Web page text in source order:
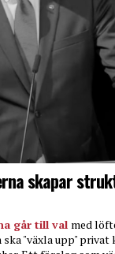
skapar
går till val med
ska "växla upp"